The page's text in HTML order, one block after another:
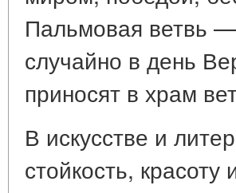
Пальмовая ветвь
случайно в день
приносят в храм
В искусстве и
стойкость,